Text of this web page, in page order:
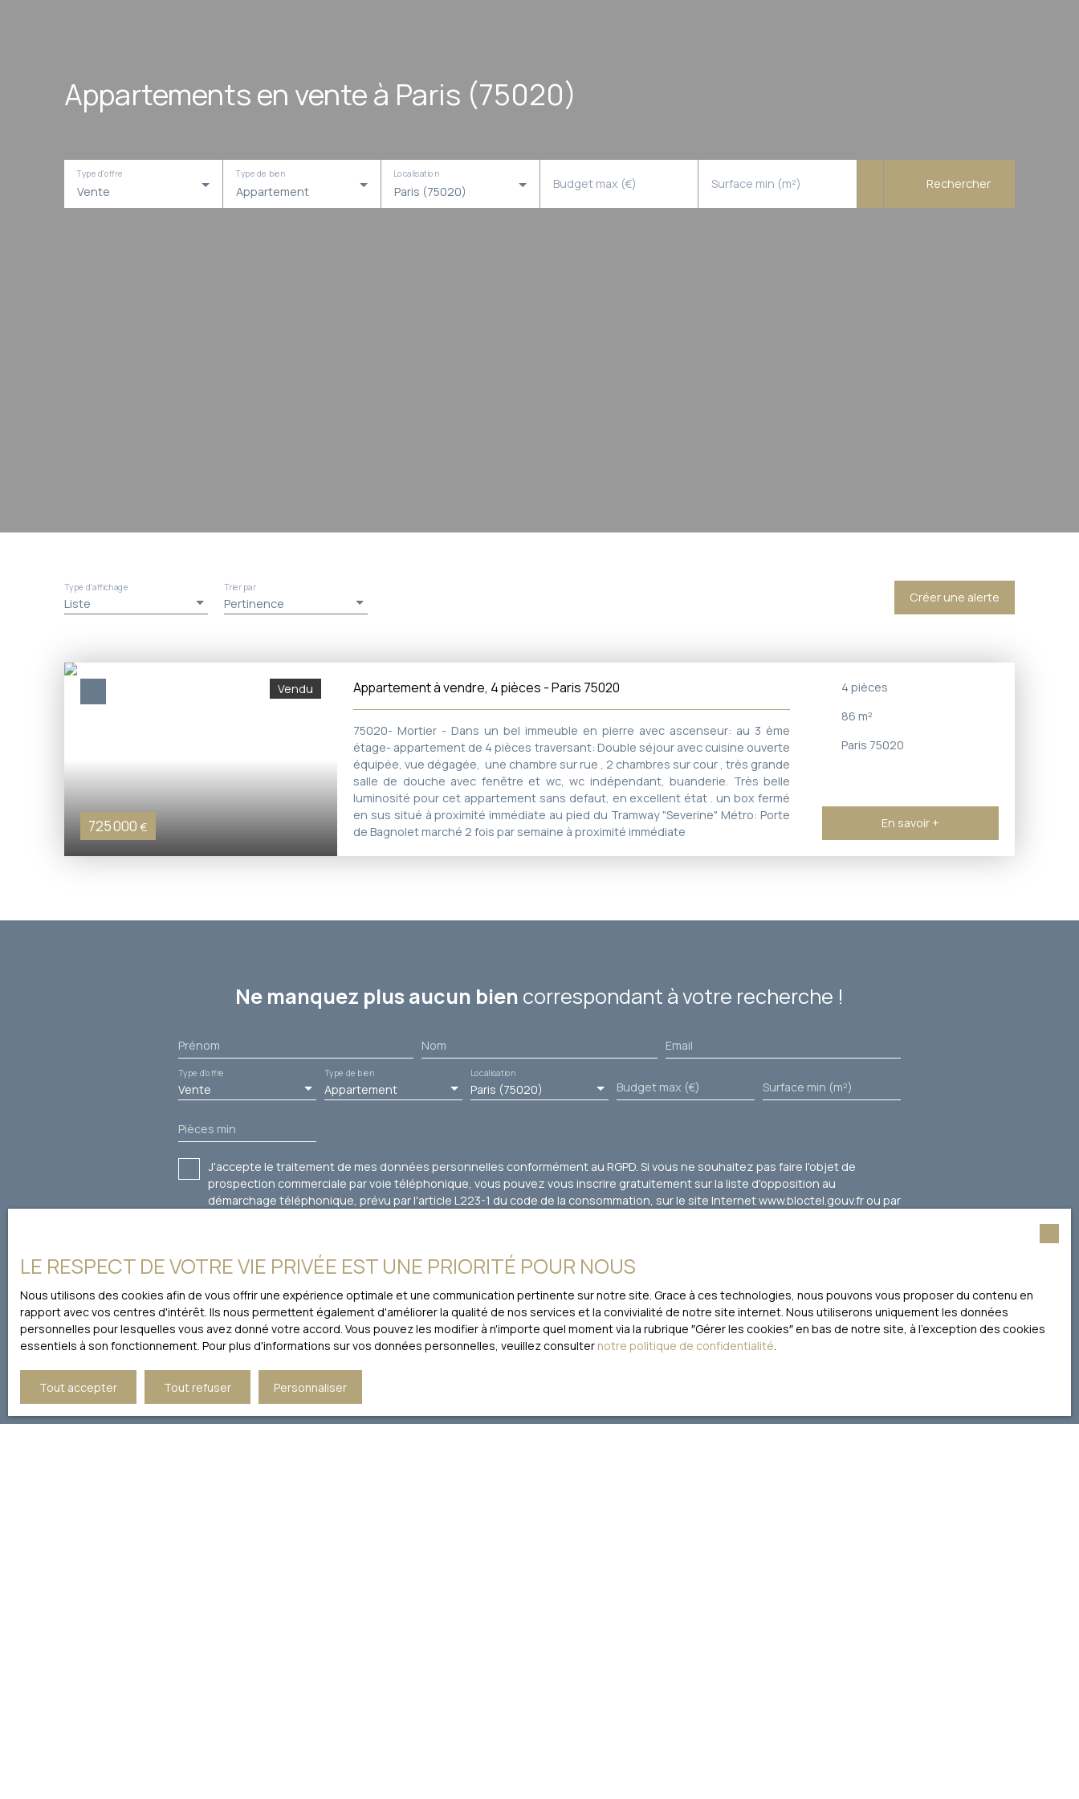
Appartements en vente à Paris (75020)
Vente
Type d'offre
Appartement
Type de bien
Paris (75020)
Localisation
Budget max (€) Surface min (m²) Rechercher
Liste
Type d'affichage
Pertinence
Trier par
Créer une alerte
725 000 €
Vendu Appartement à vendre, 4 pièces - Paris 75020
75020- Mortier - Dans un bel immeuble en pierre avec ascenseur: au 3 ème
étage- appartement de 4 pièces traversant: Double séjour avec cuisine ouverte
équipée, vue dégagée, une chambre sur rue , 2 chambres sur cour , très grande
salle de douche avec fenêtre et wc, wc indépendant, buanderie. Très belle
luminosité pour cet appartement sans defaut, en excellent état . un box fermé
en sus situé à proximité immédiate au pied du Tramway "Severine" Métro: Porte
de Bagnolet marché 2 fois par semaine à proximité immédiate
4 pièces
86 m²
Paris 75020
En savoir +
Ne manquez plus aucun bien correspondant à votre recherche !
Prénom Nom Email
Vente
Type d'offre
Appartement
Type de bien
Paris (75020)
Localisation
Budget max (€) Surface min (m²)
Pièces min
J'accepte le traitement de mes données personnelles conformément au RGPD. Si vous ne souhaitez pas faire l'objet de
prospection commerciale par voie téléphonique, vous pouvez vous inscrire gratuitement sur la liste d'opposition au
démarchage téléphonique, prévu par l'article L223-1 du code de la consommation, sur le site Internet www.bloctel.gouv.fr ou par
Recevoir des annonces
LE RESPECT DE VOTRE VIE PRIVÉE EST UNE PRIORITÉ POUR NOUS
Nous utilisons des cookies afin de vous offrir une expérience optimale et une communication pertinente sur notre site. Grace à ces technologies, nous pouvons vous proposer du contenu en
rapport avec vos centres d'intérêt. Ils nous permettent également d'améliorer la qualité de nos services et la convivialité de notre site internet. Nous utiliserons uniquement les données
personnelles pour lesquelles vous avez donné votre accord. Vous pouvez les modifier à n'importe quel moment via la rubrique ″Gérer les cookies″ en bas de notre site, à l'exception des cookies
essentiels à son fonctionnement. Pour plus d'informations sur vos données personnelles, veuillez consulter notre politique de confidentialité.
Tout accepter Tout refuser Personnaliser